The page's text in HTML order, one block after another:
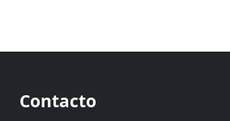
Contacto